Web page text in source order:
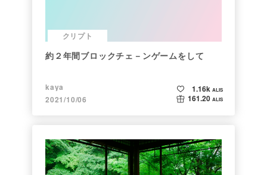
クリプト
約２年間ブロックチェ－ンゲームをして
kaya
2021/10/06
1.16k ALIS
161.20 ALIS